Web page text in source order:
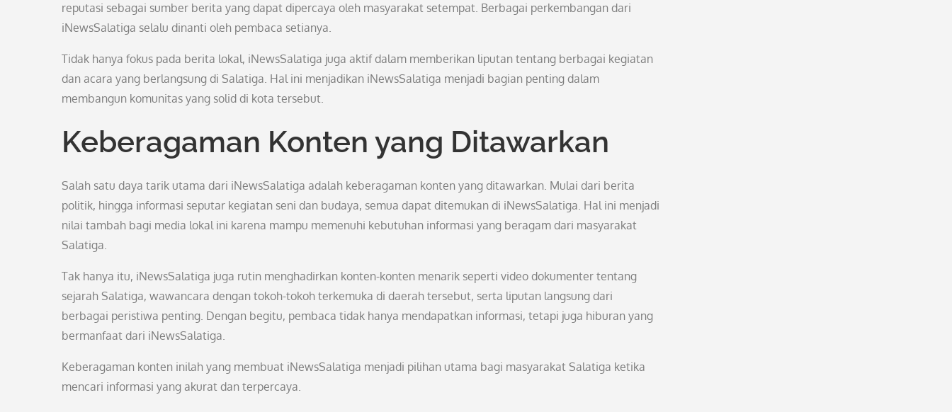
reputasi sebagai sumber berita yang dapat dipercaya oleh masyarakat setempat. Berbagai perkembangan dari
iNewsSalatiga selalu dinanti oleh pembaca setianya.
Tidak hanya fokus pada berita lokal, iNewsSalatiga juga aktif dalam memberikan liputan tentang berbagai kegiatan
dan acara yang berlangsung di Salatiga. Hal ini menjadikan iNewsSalatiga menjadi bagian penting dalam
membangun komunitas yang solid di kota tersebut.
Keberagaman Konten yang Ditawarkan
Salah satu daya tarik utama dari iNewsSalatiga adalah keberagaman konten yang ditawarkan. Mulai dari berita
politik, hingga informasi seputar kegiatan seni dan budaya, semua dapat ditemukan di iNewsSalatiga. Hal ini menjadi
nilai tambah bagi media lokal ini karena mampu memenuhi kebutuhan informasi yang beragam dari masyarakat
Salatiga.
Tak hanya itu, iNewsSalatiga juga rutin menghadirkan konten-konten menarik seperti video dokumenter tentang
sejarah Salatiga, wawancara dengan tokoh-tokoh terkemuka di daerah tersebut, serta liputan langsung dari
berbagai peristiwa penting. Dengan begitu, pembaca tidak hanya mendapatkan informasi, tetapi juga hiburan yang
bermanfaat dari iNewsSalatiga.
Keberagaman konten inilah yang membuat iNewsSalatiga menjadi pilihan utama bagi masyarakat Salatiga ketika
mencari informasi yang akurat dan terpercaya.